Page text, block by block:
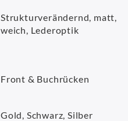
Strukturverändernd, matt,
weich, Lederoptik
Front & Buchrücken
Gold, Schwarz, Silber